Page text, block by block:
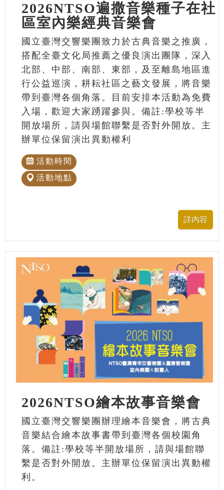
2026NTSO遍撒音樂種子在社
區室內樂經典音樂會
國立臺灣交響樂團致力於古典音樂之推廣，
搭配全臺文化局推薦之優良演出團隊，深入
北部、中部、南部、東部，及至離島地區進
行公益巡演，耕耘社區之藝文發展，將音樂
帶到臺灣各個角落。目前安排本活動為免費
入場，歡迎大家踴躍參與。備註:學校等半
開放場所，請與場館聯繫是否對外開放。主
辦單位保留演出異動權利
活動時間
活動地點
2026NTSO繪本故事音樂會
國立臺灣交響樂團辦理繪本音樂會，將古典
音樂結合繪本故事書帶到臺灣各個校園角
落。備註:學校等半開放場所，請與場館聯
繫是否對外開放。主辦單位保留演出異動權
利。